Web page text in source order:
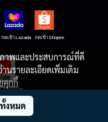
ข้าLazada กดเข้าShopee
เข้า Youtube
Reserved.
ภาพและประสบการณ์ที่ดี
นรายละเอียดเพิ่มเติม
คุกกี้
งหมด